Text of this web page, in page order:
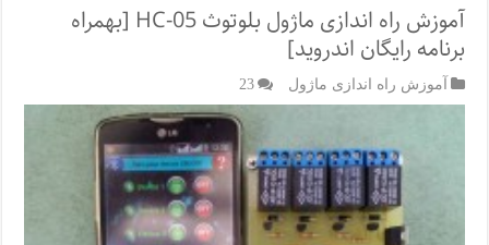
آموزش راه اندازی ماژول بلوتوث HC-05 [بهمراه
برنامه رایگان اندروید]
آموزش راه اندازی ماژول 23